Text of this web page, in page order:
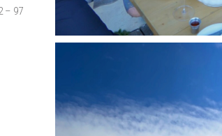
– 97